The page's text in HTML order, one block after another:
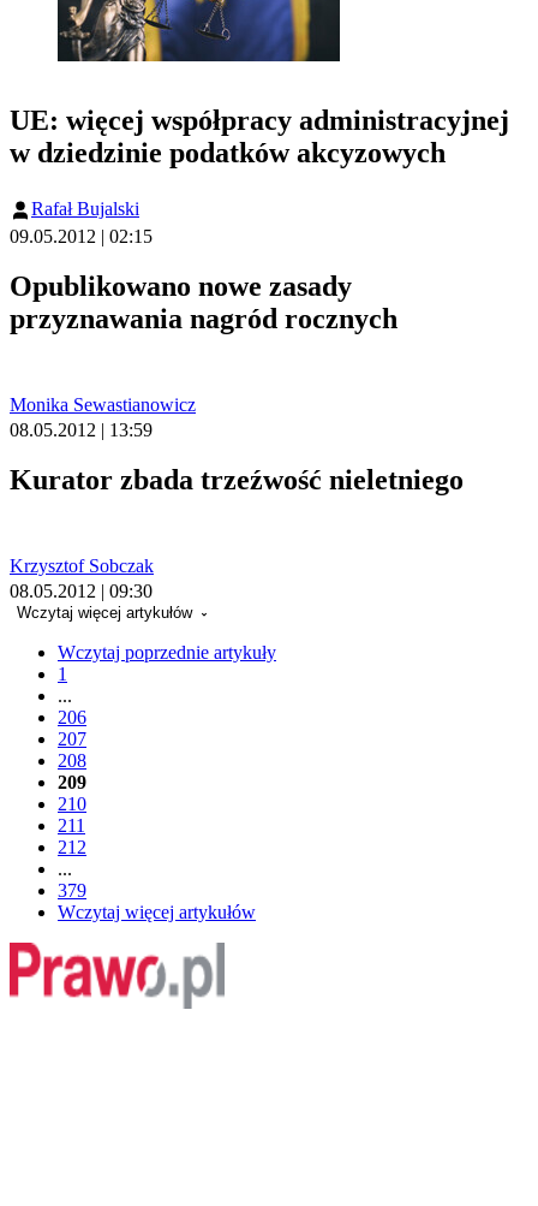
UE: więcej współpracy administracyjnej
w dziedzinie podatków akcyzowych
Rafał Bujalski
09.05.2012 | 02:15
Opublikowano nowe zasady
przyznawania nagród rocznych
Monika Sewastianowicz
08.05.2012 | 13:59
Kurator zbada trzeźwość nieletniego
Krzysztof Sobczak
08.05.2012 | 09:30
Wczytaj więcej artykułów
Wczytaj poprzednie artykuły
1
...
206
207
208
209
210
211
212
...
379
Wczytaj więcej artykułów